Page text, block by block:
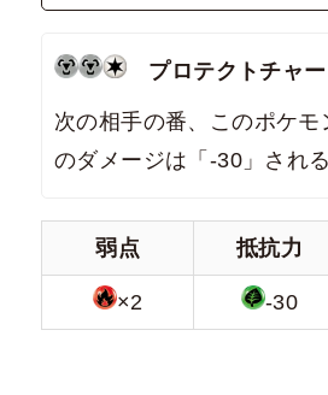
プロテクトチャ
次の相手の番、このポケモ
のダメージは「-30」される
弱点 抵抗力
×2 -30